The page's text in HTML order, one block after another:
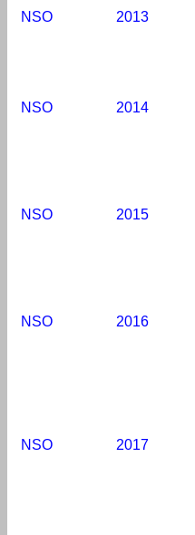
NSO
2013
NSO
2014
NSO
2015
NSO
2016
NSO
2017